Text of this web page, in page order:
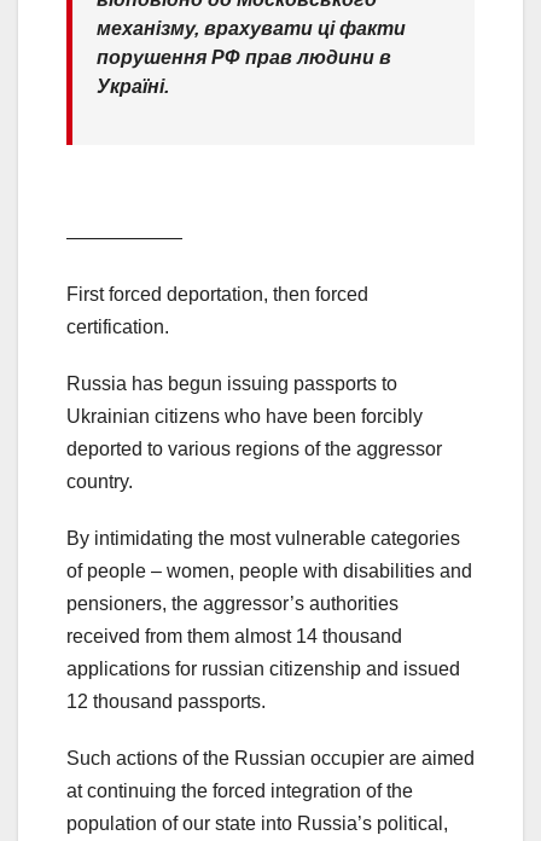
механізму, врахувати ці факти
порушення РФ прав людини в
Україні.
——————
First forced deportation, then forced
certification.
Russia has begun issuing passports to
Ukrainian citizens who have been forcibly
deported to various regions of the aggressor
country.
By intimidating the most vulnerable categories
of people – women, people with disabilities and
pensioners, the aggressor’s authorities
received from them almost 14 thousand
applications for russian citizenship and issued
12 thousand passports.
Such actions of the Russian occupier are aimed
at continuing the forced integration of the
population of our state into Russia’s political,